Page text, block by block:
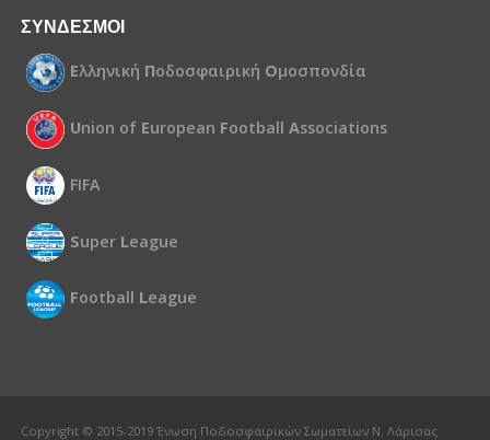
ΣΥΝΔΕΣΜΟΙ
Ελληνική Ποδοσφαιρική Ομοσπονδία
Union of European Football Associations
FIFA
Super League
Football League
Copyright © 2015-2019 Ένωση Ποδοσφαιρικών Σωματείων Ν. Λάρισας